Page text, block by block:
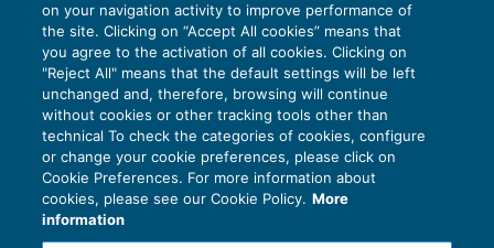
27 Luglio 2026
di Diego BarberieStefano Dovier
Privacy Policy
Cookie Policy
on your navigation activity to improve performance of
the site. Clicking on “Accept All cookies” means that
you agree to the activation of all cookies. Clicking on
"Reject All" means that the default settings will be left
unchanged and, therefore, browsing will continue
without cookies or other tracking tools other than
technical To check the categories of cookies, configure
or change your cookie preferences, please click on
Cookie Preferences. For more information about
cookies, please see our Cookie Policy. More
information